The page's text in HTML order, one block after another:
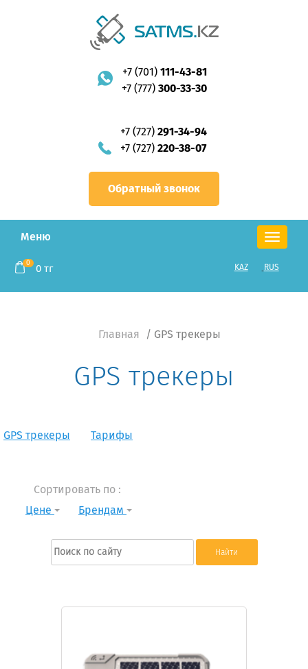
+7 (701) 111-43-81
+7 (777) 300-33-30
+7 (727) 291-34-94
+7 (727) 220-38-07
Обратный звонок
Toggle
navigation
Меню
0 0тг KAZ RUS
Главная / GPS трекеры
GPS трекеры
GPS трекеры Тарифы
Сортировать по :
Цене
Брендам
Найти: